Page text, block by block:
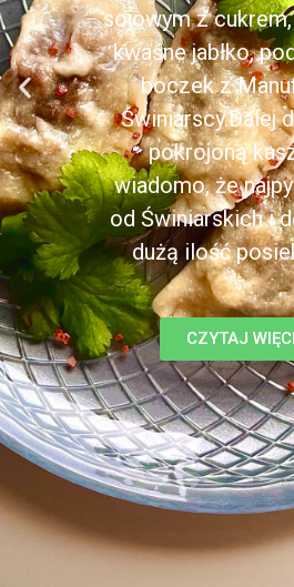
sojowym z
kwaśne jabłko,
boczek z
Świniarscy.Dalej
pokrojoną
wiadomo, że
od Świniarskich i
dużą ilość
CZYTAJ